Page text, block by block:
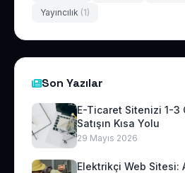
Yayıncılık (1)
Son Yazılar
E-Ticaret Sitenizi 1-3
Satışın Kısa Yolu
29 Mayıs 2026
Elektrikçi Web Sitesi: